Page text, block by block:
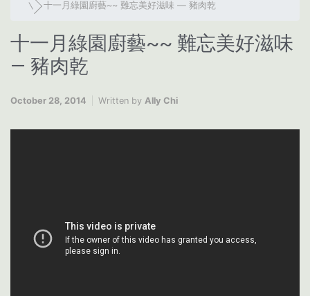
十一月綠園廚藝~~ 難忘美好滋味 — 豬肉乾
十一月綠園廚藝~~ 難忘美好滋味
— 豬肉乾
October 28, 2014 Written by Ally Chi